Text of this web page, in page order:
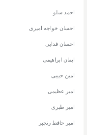
احمد سلو
احسان خواجه امیری
احسان فدایی
ایمان ابراهیمی
امین حبیبی
امیر عظیمی
امیر طبری
امیر حافظ رنجبر